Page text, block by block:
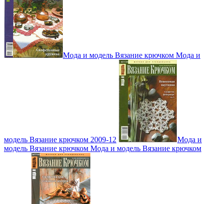
Мода и модель Вязание крючком Мода и
модель Вязание крючком 2009-12
Мода и
модель Вязание крючком Мода и модель Вязание крючком